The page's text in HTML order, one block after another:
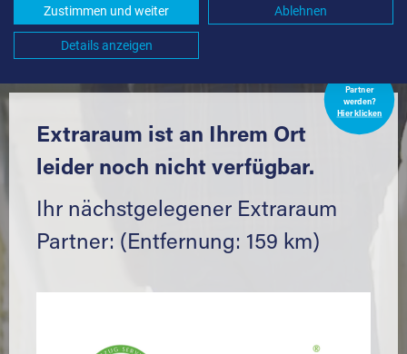
Komfortabel einlagern mit Extraraum
Partner
werden?
Hier klicken
Extraraum ist an Ihrem Ort
leider noch nicht verfügbar.
Ihr nächstgelegener Extraraum
Partner: (Entfernung: 159 km)
Zustimmen und weiter Ablehnen
Details anzeigen